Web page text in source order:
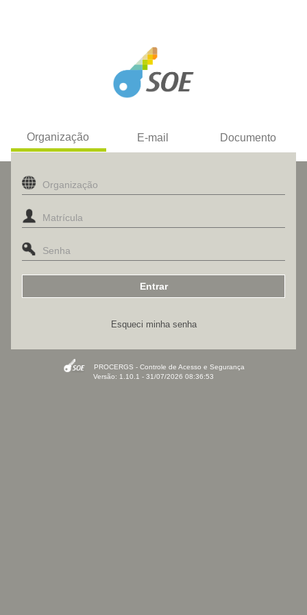
Organização E-mail Documento
Esqueci minha senha
PROCERGS - Controle de Acesso e Segurança
Versão: 1.10.1 - 31/07/2026 08:36:53